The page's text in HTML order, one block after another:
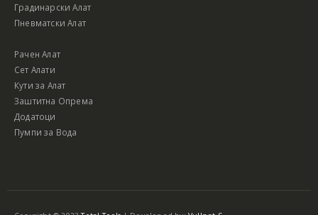
Градинарски Алат
Пневматски Алат
Рачен Алат
Сет Алати
Кути за Алат
Заштитна Опрема
Додатоци
Пумпи за Вода